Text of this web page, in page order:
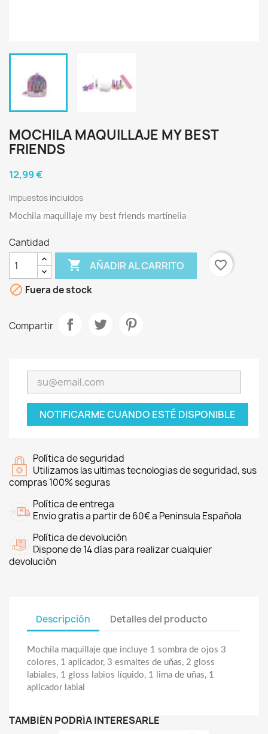
MOCHILA MAQUILLAJE MY BEST
FRIENDS
12,99 €
Impuestos incluidos
Mochila maquillaje my best friends martinelia
Cantidad
 AÑADIR AL CARRITO
favorite_border
 Fuera de stock
Compartir
NOTIFICARME CUANDO ESTÉ DISPONIBLE
Política de seguridad
Utilizamos las ultimas tecnologias de seguridad, sus
compras 100% seguras
Política de entrega
Envio gratis a partir de 60€ a Peninsula Española
Política de devolución
Dispone de 14 días para realizar cualquier
devolución
Descripción Detalles del producto
Mochila maquillaje que incluye 1 sombra de ojos 3
colores, 1 aplicador, 3 esmaltes de uñas, 2 gloss
labiales, 1 gloss labios líquido, 1 lima de uñas, 1
aplicador labial
TAMBIÉN PODRÍA INTERESARLE